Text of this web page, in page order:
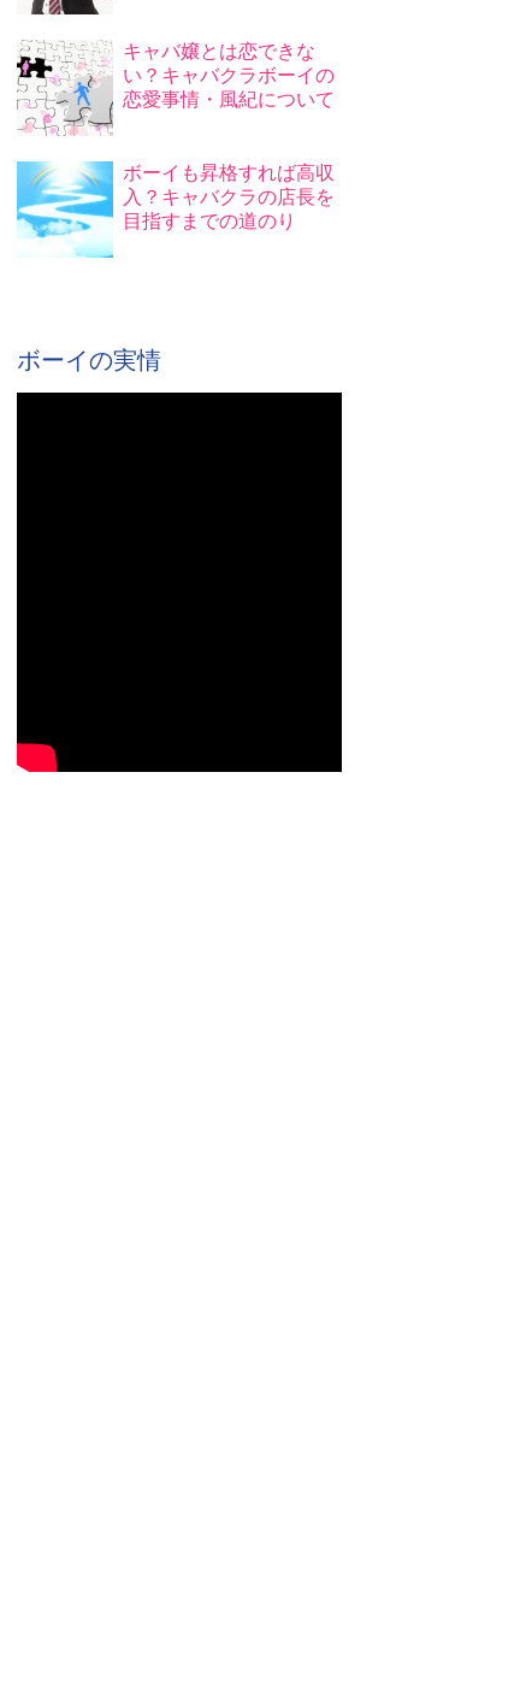
キャバ嬢とは恋できな
い？キャバクラボーイの
恋愛事情・風紀について
ボーイも昇格すれば高収
入？キャバクラの店長を
目指すまでの道のり
ボーイの実情